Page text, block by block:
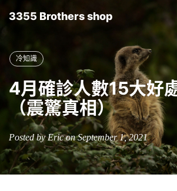
3355 Brothers shop
冷知識
4月確診人數15大好
（震驚真相）
Posted by Eric on September 1, 2021